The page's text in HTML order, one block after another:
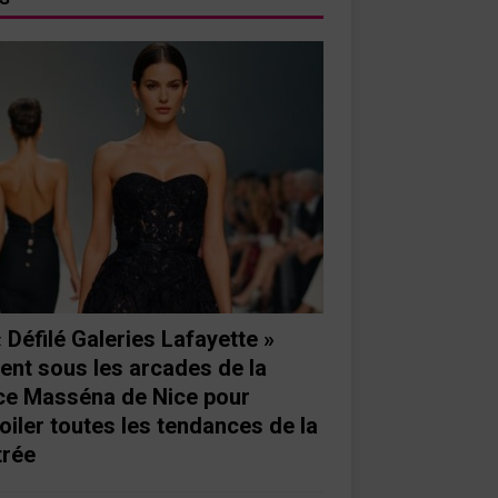
Défilé Galeries Lafayette »
sous les arcades de la
Masséna de Nice pour
toutes les tendances de la